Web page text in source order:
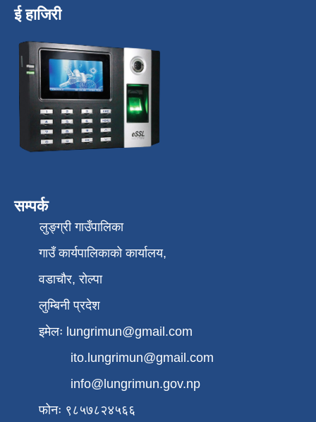
ई हाजिरी
सम्पर्क
लुङ्ग्री गाउँपालिका
गाउँ कार्यपालिकाको कार्यालय,
वडाचौर, रोल्पा
लुम्बिनी प्रदेश
इमेलः lungrimun@gmail.com
ito.lungrimun@gmail.com
info@lungrimun.gov.np
फोनः ९८५७८२४५६६